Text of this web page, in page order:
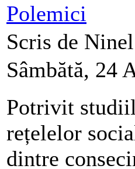
Polemici
Scris de
Sâmbătă, 24
Potrivit
rețelelor
dintre